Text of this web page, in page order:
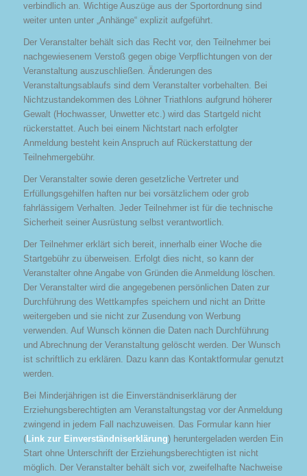
verbindlich an. Wichtige Auszüge aus der Sportordnung sind
weiter unten unter „Anhänge“ explizit aufgeführt.
Der Veranstalter behält sich das Recht vor, den Teilnehmer bei
nachgewiesenem Verstoß gegen obige Verpflichtungen von der
Veranstaltung auszuschließen. Änderungen des
Veranstaltungsablaufs sind dem Veranstalter vorbehalten. Bei
Nichtzustandekommen des Löhner Triathlons aufgrund höherer
Gewalt (Hochwasser, Unwetter etc.) wird das Startgeld nicht
rückerstattet. Auch bei einem Nichtstart nach erfolgter
Anmeldung besteht kein Anspruch auf Rückerstattung der
Teilnehmergebühr.
Der Veranstalter sowie deren gesetzliche Vertreter und
Erfüllungsgehilfen haften nur bei vorsätzlichem oder grob
fahrlässigem Verhalten. Jeder Teilnehmer ist für die technische
Sicherheit seiner Ausrüstung selbst verantwortlich.
Der Teilnehmer erklärt sich bereit, innerhalb einer Woche die
Startgebühr zu überweisen. Erfolgt dies nicht, so kann der
Veranstalter ohne Angabe von Gründen die Anmeldung löschen.
Der Veranstalter wird die angegebenen persönlichen Daten zur
Durchführung des Wettkampfes speichern und nicht an Dritte
weitergeben und sie nicht zur Zusendung von Werbung
verwenden. Auf Wunsch können die Daten nach Durchführung
und Abrechnung der Veranstaltung gelöscht werden. Der Wunsch
ist schriftlich zu erklären. Dazu kann das Kontaktformular genutzt
werden.
Bei Minderjährigen ist die Einverständniserklärung der
Erziehungsberechtigten am Veranstaltungstag vor der Anmeldung
zwingend in jedem Fall nachzuweisen. Das Formular kann hier
(Link zur Einverständniserklärung) heruntergeladen werden Ein
Start ohne Unterschrift der Erziehungsberechtigten ist nicht
möglich. Der Veranstalter behält sich vor, zweifelhafte Nachweise